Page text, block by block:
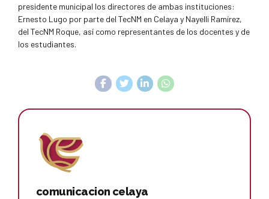
presidente municipal los directores de ambas instituciones:
Ernesto Lugo por parte del TecNM en Celaya y Nayelli Ramírez,
del TecNM Roque, así como representantes de los docentes y de
los estudiantes.
comunicacion celaya